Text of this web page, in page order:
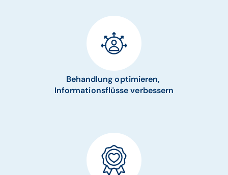
Behandlung optimieren,
Informationsflüsse verbessern